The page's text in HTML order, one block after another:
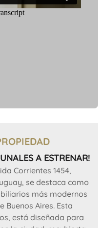
A ESTRENAR!
Corrientes 1454,
se destaca como
más modernos
Buenos Aires. Esta
está diseñada para